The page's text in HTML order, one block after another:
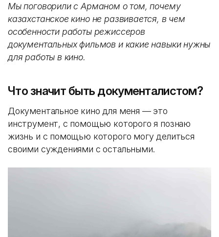
Мы поговорили с Арманом о том, почему
казахстанское кино не развивается, в чем
особенности работы режиссеров
документальных фильмов и какие навыки нужны
для работы в кино.
Что значит быть документалистом?
Документальное кино для меня — это
инструмент, с помощью которого я познаю
жизнь и с помощью которого могу делиться
своими суждениями с остальными.